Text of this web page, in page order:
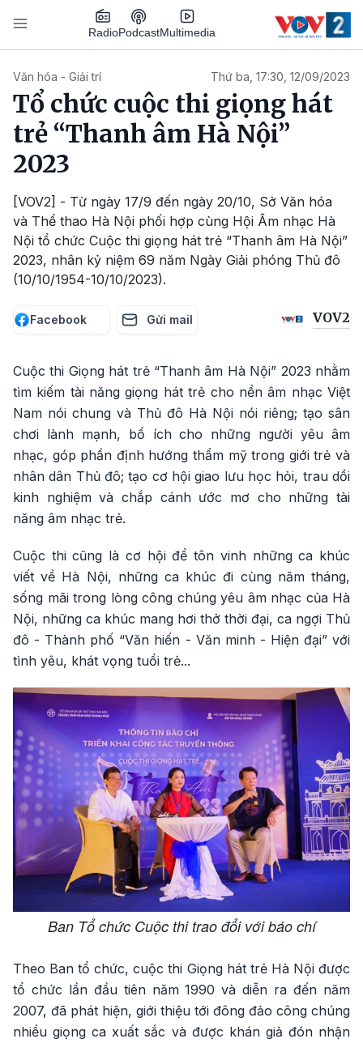
Nhảy đến nội dung
RadioPodcastMultimedia
Văn hóa - Giải trí Thứ ba, 17:30, 12/09/2023
Tổ chức cuộc thi giọng hát
trẻ “Thanh âm Hà Nội”
2023
[VOV2] - Từ ngày 17/9 đến ngày 20/10, Sở Văn hóa
và Thể thao Hà Nội phối hợp cùng Hội Âm nhạc Hà
Nội tổ chức Cuộc thi giọng hát trẻ “Thanh âm Hà Nội”
2023, nhân kỷ niệm 69 năm Ngày Giải phóng Thủ đô
(10/10/1954-10/10/2023).
Facebook Gửi mail VOV2
Cuộc thi Giọng hát trẻ “Thanh âm Hà Nội” 2023 nhằm
tìm kiếm tài năng giọng hát trẻ cho nền âm nhạc Việt
Nam nói chung và Thủ đô Hà Nội nói riêng; tạo sân
chơi lành mạnh, bổ ích cho những người yêu âm
nhạc, góp phần định hướng thẩm mỹ trong giới trẻ và
nhân dân Thủ đô; tạo cơ hội giao lưu học hỏi, trau dồi
kinh nghiệm và chắp cánh ước mơ cho những tài
năng âm nhạc trẻ.
Cuộc thi cũng là cơ hội để tôn vinh những ca khúc
viết về Hà Nội, những ca khúc đi cùng năm tháng,
sống mãi trong lòng công chúng yêu âm nhạc của Hà
Nội, những ca khúc mang hơi thở thời đại, ca ngợi Thủ
đô - Thành phố “Văn hiến - Văn minh - Hiện đại” với
tình yêu, khát vọng tuổi trẻ...
Ban Tổ chức Cuộc thi trao đổi với báo chí
Theo Ban tổ chức, cuộc thi Giọng hát trẻ Hà Nội được
tổ chức lần đầu tiên năm 1990 và diễn ra đến năm
2007, đã phát hiện, giới thiệu tới đông đảo công chúng
nhiều giọng ca xuất sắc và được khán giả đón nhận